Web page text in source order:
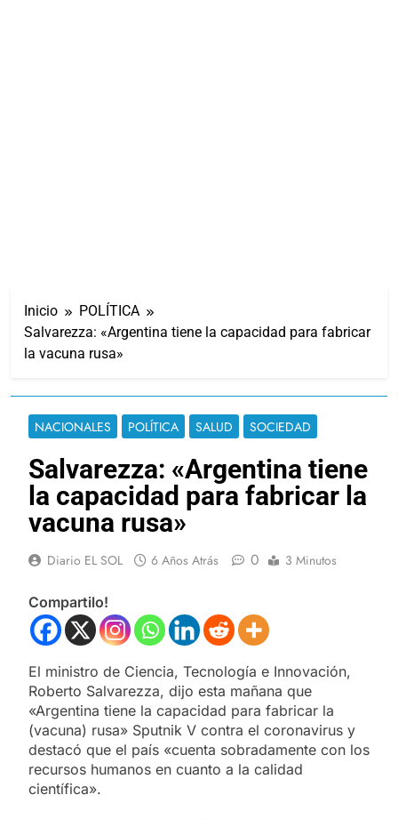
Inicio
POLÍTICA
Salvarezza: «Argentina tiene la capacidad para fabricar
la vacuna rusa»
NACIONALES POLÍTICA SALUD SOCIEDAD
Salvarezza: «Argentina tiene
la capacidad para fabricar la
vacuna rusa»
Diario EL SOL 6 Años Atrás 0 3 Minutos
Compartilo!
El ministro de Ciencia, Tecnología e Innovación,
Roberto Salvarezza, dijo esta mañana que
«Argentina tiene la capacidad para fabricar la
(vacuna) rusa» Sputnik V contra el coronavirus y
destacó que el país «cuenta sobradamente con los
recursos humanos en cuanto a la calidad
científica».